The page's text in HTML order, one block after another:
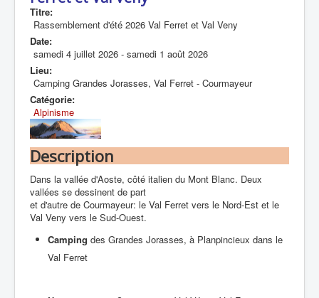
Titre:
Rassemblement d'été 2026 Val Ferret et Val Veny
Date:
samedi 4 juillet 2026 - samedi 1 août 2026
Lieu:
Camping Grandes Jorasses, Val Ferret - Courmayeur
Catégorie:
Alpinisme
Description
Dans la vallée d'Aoste, côté italien du Mont Blanc. Deux
vallées se dessinent de part
et d'autre de Courmayeur: le Val Ferret vers le Nord-Est et le
Val Veny vers le Sud-Ouest.
Camping des Grandes Jorasses, à Planpincieux dans le
Val Ferret